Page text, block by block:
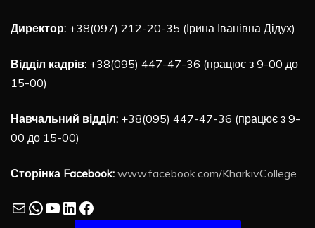
Директор: +38(097) 212-20-35 (Ірина Іванівна Дідух)
Відділ кадрів: +38(095) 447-47-36 (працює з 9-00 до
15-00)
Навчальний відділ: +38(095) 447-47-36 (працює з 9-
00 до 15-00)
Сторінка Facebook: www.facebook.com/KharkivCollege
MailWhatsApp
YouTube
LinkedIn
Facebook